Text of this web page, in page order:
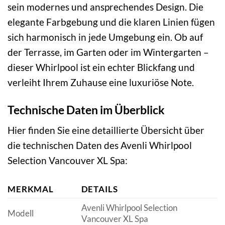
sein modernes und ansprechendes Design. Die
elegante Farbgebung und die klaren Linien fügen
sich harmonisch in jede Umgebung ein. Ob auf
der Terrasse, im Garten oder im Wintergarten –
dieser Whirlpool ist ein echter Blickfang und
verleiht Ihrem Zuhause eine luxuriöse Note.
Technische Daten im Überblick
Hier finden Sie eine detaillierte Übersicht über
die technischen Daten des Avenli Whirlpool
Selection Vancouver XL Spa:
MERKMAL DETAILS
Modell
Avenli Whirlpool Selection
Vancouver XL Spa